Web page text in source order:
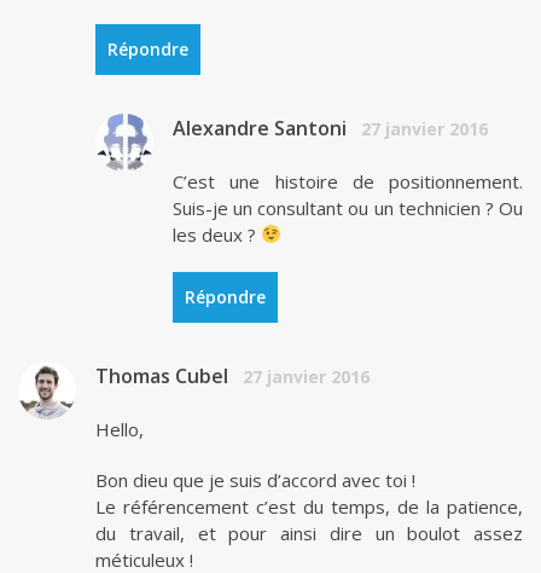
Répondre
Alexandre Santoni 27 janvier 2016
C’est une histoire de positionnement.
Suis-je un consultant ou un technicien ? Ou
les deux ?
Répondre
Thomas Cubel 27 janvier 2016
Hello,
Bon dieu que je suis d’accord avec toi !
Le référencement c’est du temps, de la patience,
du travail, et pour ainsi dire un boulot assez
méticuleux !